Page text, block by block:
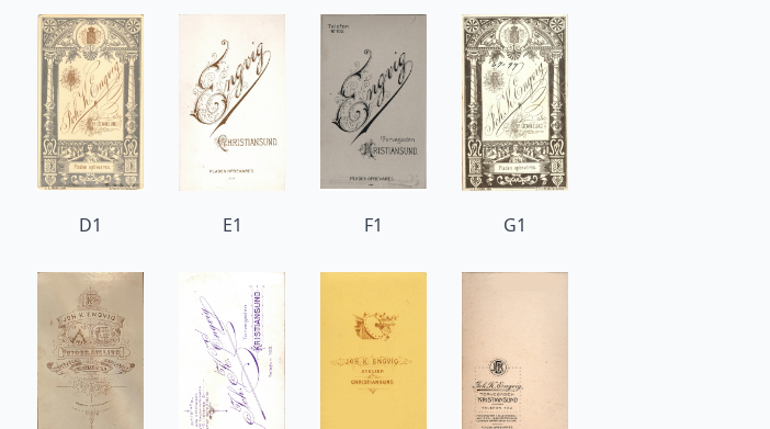
D1 E1 F1 G1